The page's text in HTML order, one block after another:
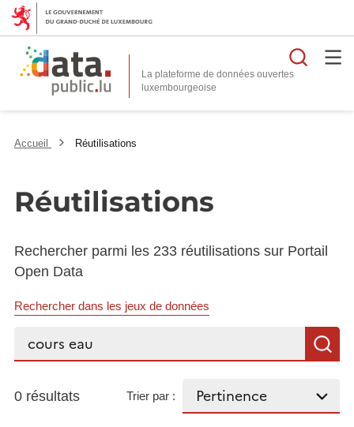
La plateforme de données ouvertes
Accueil Réutilisations
Réutilisations
Rechercher parmi les 233 réutilisations sur Portail
Open Data
Rechercher dans les jeux de données
0 résultats Trier par :